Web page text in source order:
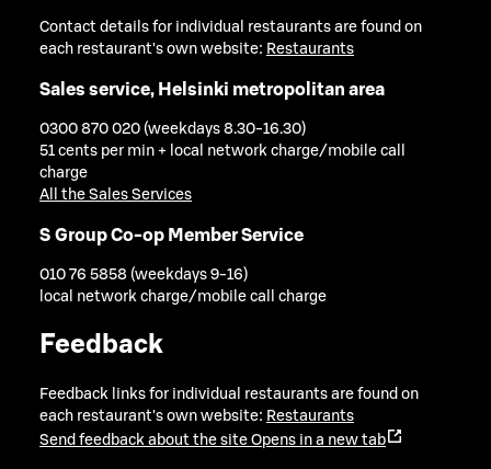
Contact details for individual restaurants are found on
each restaurant's own website: Restaurants
Sales service, Helsinki metropolitan area
0300 870 020 (weekdays 8.30-16.30)
51 cents per min + local network charge/mobile call
charge
All the Sales Services
S Group Co-op Member Service
010 76 5858 (weekdays 9-16)
local network charge/mobile call charge
Feedback
Feedback links for individual restaurants are found on
each restaurant's own website: Restaurants
Send feedback about the site Opens in a new tab